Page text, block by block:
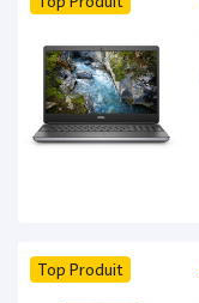
Top Produit